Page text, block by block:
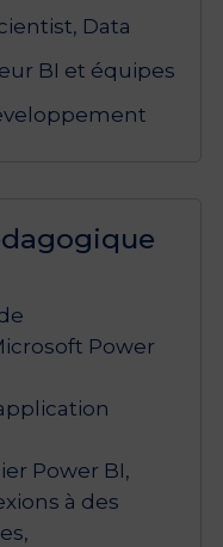
Data
BI et équipes
Power
Power BI,
à des